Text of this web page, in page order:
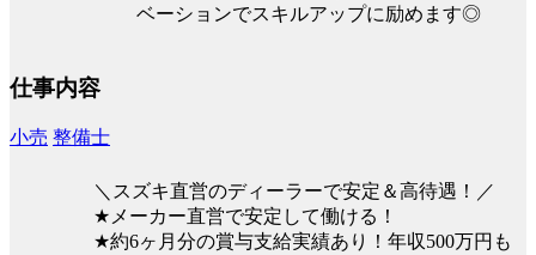
ベーションでスキルアップに励めます◎
仕事内容
小売 整備士
＼スズキ直営のディーラーで安定＆高待遇！／
★メーカー直営で安定して働ける！
★約6ヶ月分の賞与支給実績あり！年収500万円も